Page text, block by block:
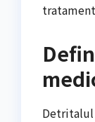
Detritalul